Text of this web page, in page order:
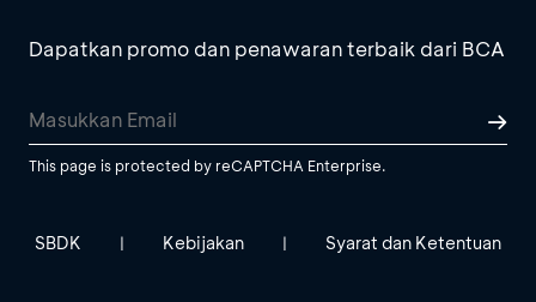
Dapatkan promo dan penawaran terbaik dari BCA
This page is protected by reCAPTCHA Enterprise.
SBDK | Kebijakan | Syarat dan Ketentuan